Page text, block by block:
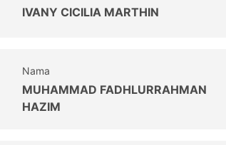
IVANY CICILIA MARTHIN
Nama
MUHAMMAD FADHLURRAHMAN
HAZIM